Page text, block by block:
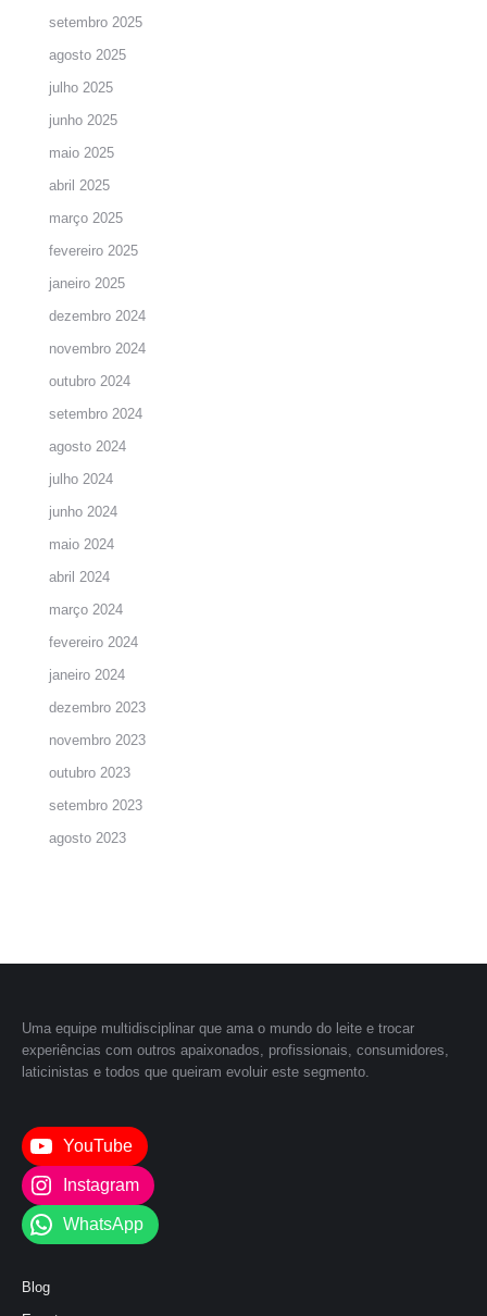
setembro 2025
agosto 2025
julho 2025
junho 2025
maio 2025
abril 2025
março 2025
fevereiro 2025
janeiro 2025
dezembro 2024
novembro 2024
outubro 2024
setembro 2024
agosto 2024
julho 2024
junho 2024
maio 2024
abril 2024
março 2024
fevereiro 2024
janeiro 2024
dezembro 2023
novembro 2023
outubro 2023
setembro 2023
agosto 2023
Uma equipe multidisciplinar que ama o mundo do leite e trocar
experiências com outros apaixonados, profissionais, consumidores,
laticinistas e todos que queiram evoluir este segmento.
YouTube
Instagram
WhatsApp
Blog